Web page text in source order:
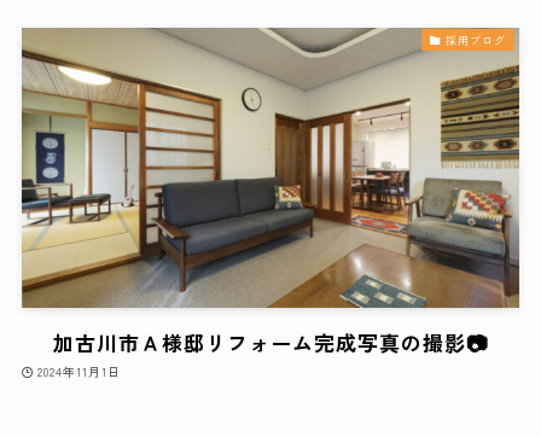
採用ブログ
加古川市Ａ様邸リフォーム完成写真の撮影📷
2024年11月1日